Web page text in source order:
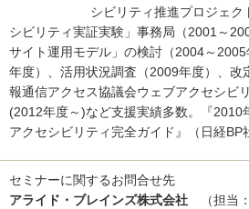
シビリティ推進プロジェ
シビリティ実証実験」事務局（2001～
サイト運用モデル」の検討（2004～
年度）、活用状況調査（2009年度）、改
報通信アクセス協議会ウェブアクセシビ
(2012年度～)など支援実績多数。『
アクセシビリティ完全ガイド』（日経BP
セミナーに関するお問合せ先
アライド・ブレインズ株式会社 （担当：